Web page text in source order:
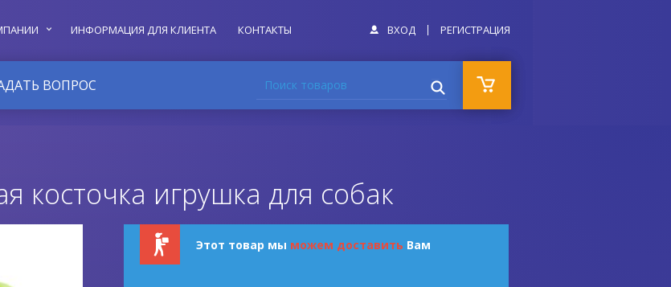
ИНФОРМАЦИЯ ДЛЯ КЛИЕНТА КОНТАКТЫ ВХОД РЕГИСТРАЦИЯ
ВОПРОС Поиск товаров
косточка игрушка для собак
Этот товар мы можем доставить Вам